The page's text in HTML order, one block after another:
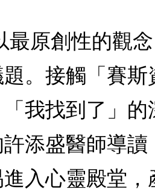
原創性的觀
。接觸「賽斯
我找到了」的
添盛醫師導讀
入心靈殿堂